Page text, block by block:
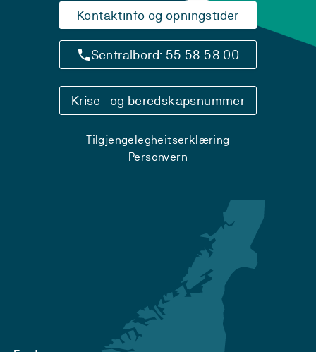
Kontaktinfo og opningstider
Sentralbord: 55 58 58 00
Krise- og beredskapsnummer
Tilgjengelegheitserklæring
Personvern